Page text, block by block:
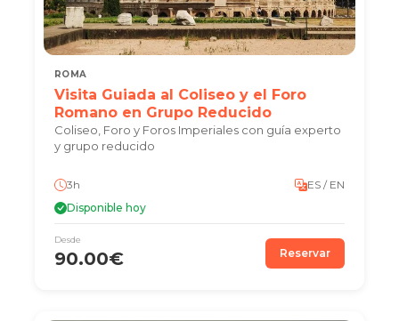
ROMA
Visita Guiada al Coliseo y el Foro
Romano en Grupo Reducido
Coliseo, Foro y Foros Imperiales con guía experto
y grupo reducido
3h
ES / EN
Disponible hoy
Desde
90.00€ Reservar